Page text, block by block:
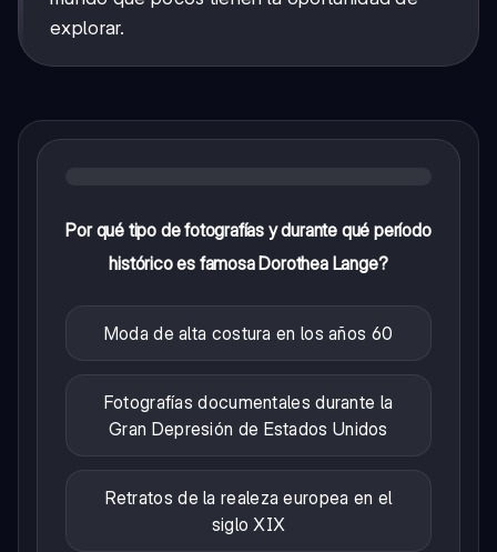
explorar.
Por qué tipo de fotografías y durante qué período
histórico es famosa Dorothea Lange?
Moda de alta costura en los años 60
Fotografías documentales durante la
Gran Depresión de Estados Unidos
Retratos de la realeza europea en el
siglo XIX